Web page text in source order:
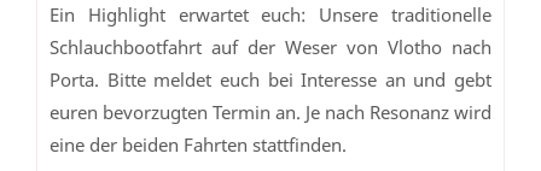
Ein Highlight erwartet euch: Unsere traditionelle
Schlauchbootfahrt auf der Weser von Vlotho nach
Porta. Bitte meldet euch bei Interesse an und gebt
euren bevorzugten Termin an. Je nach Resonanz wird
eine der beiden Fahrten stattfinden.